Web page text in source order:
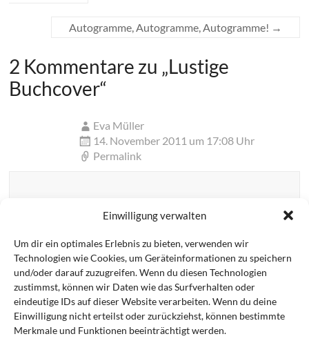
Einwilligung verwalten
Um dir ein optimales Erlebnis zu bieten, verwenden wir
Technologien wie Cookies, um Geräteinformationen zu speichern
und/oder darauf zuzugreifen. Wenn du diesen Technologien
zustimmst, können wir Daten wie das Surfverhalten oder
eindeutige IDs auf dieser Website verarbeiten. Wenn du deine
Einwilligung nicht erteilst oder zurückziehst, können bestimmte
Merkmale und Funktionen beeinträchtigt werden.
Autogramme, Autogramme, Autogramme! →
2 Kommentare zu „Lustige
Buchcover“
Eva Müller
14. November 2011 um 17:08 Uhr
Permalink
deutsche und englische bzw. amerikanische Cover
Fällen die Deutschen Cover aussagekräftiger. So
finde ich die deutschen Cover der Lara Adrian-Serie
sehr viel ästhetischer als die amerikanischen
Vielleicht wollen uns manche Cover-Ersteller auch
einfach nur zum schmunzeln bringen